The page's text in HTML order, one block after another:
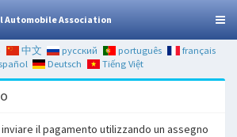
Association
中文 русский português
français
Deutsch Tiếng Việt
il pagamento utilizzando un assegno